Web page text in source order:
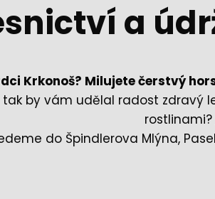
a
Krkonoš? Milujete čerstvý
tak by vám udělal radost zdravý
rostlinami?
do Špindlerova Mlýna,